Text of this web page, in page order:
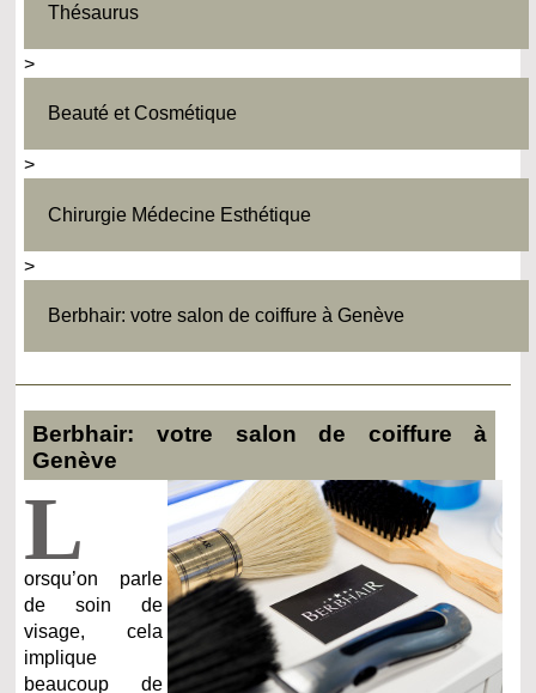
Thésaurus
>
Beauté et Cosmétique
>
Chirurgie Médecine Esthétique
>
Berbhair: votre salon de coiffure à Genève
Berbhair: votre salon de coiffure à
Genève
L
orsqu’on parle
de soin de
visage, cela
implique
beaucoup de